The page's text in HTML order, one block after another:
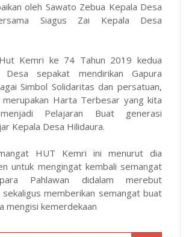
oleh Sawato Zebua Kepala Desa
Siagus Zai Kepala Desa
Kemri ke 74 Tahun 2019 kedua
Desa sepakat mendirikan Gapura
Simbol Solidaritas dan persatuan,
merupakan Harta Terbesar yang kita
Pelajaran Buat generasi
Kepala Desa Hilidaura.
HUT Kemri ini menurut dia
untuk mengingat kembali semangat
Pahlawan didalam merebut
memberikan semangat buat
mengisi kemerdekaan